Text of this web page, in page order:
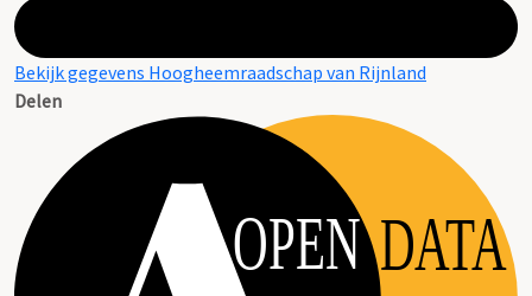
Bekijk gegevens Hoogheemraadschap van Rijnland
Delen
OPEN DATA